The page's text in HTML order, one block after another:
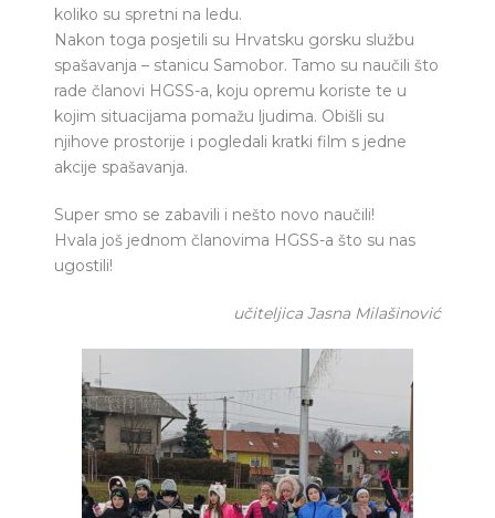
koliko su spretni na ledu.
Nakon toga posjetili su Hrvatsku gorsku službu
spašavanja – stanicu Samobor. Tamo su naučili što
rade članovi HGSS-a, koju opremu koriste te u
kojim situacijama pomažu ljudima. Obišli su
njihove prostorije i pogledali kratki film s jedne
akcije spašavanja.
Super smo se zabavili i nešto novo naučili!
Hvala još jednom članovima HGSS-a što su nas
ugostili!
učiteljica Jasna Milašinović